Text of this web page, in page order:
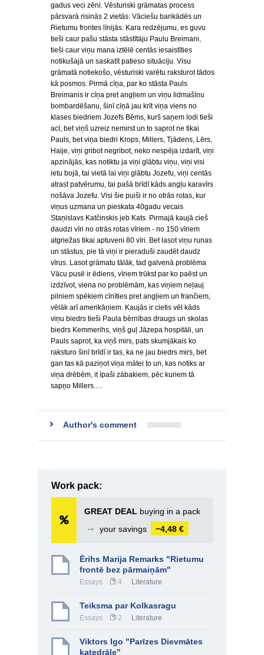
gadus veci zēni. Vēsturiski grāmatas process
pārsvarā risinās 2 vietās: Vāciešu barikādēs un
Rietumu frontes līnijās. Kara redzējumu, es guvu
tieši caur pašu stāsta stāstītāju Paulu Breimani,
tieši caur viņu mana iztēlē centās iesaistīties
notikušajā un saskatīt patieso situāciju. Visu
grāmatā notiekošo, vēsturiski varētu raksturot tādos
kā posmos. Pirmā cīņa, par ko stāsta Pauls
Breimanis ir cīņa pret angļiem un viņu lidmašīnu
bombardēšanu, šinī cīņā jau krīt viņa viens no
klases biedriem Jozefs Bēms, kurš saņem lodi tieši
acī, bet viņš uzreiz nemirst un to saprot ne tikai
Pauls, bet viņa biedri Krops, Millers, Tjādens, Lērs,
Haije, viņi gribot negribot, neko nespēja izdarīt, viņi
apzinājās, kas notiktu ja viņi glābtu viņu, viņi visi
ietu bojā, tai vietā lai viņi glābtu Jozefu, viņi centās
atrast patvērumu, tai pašā brīdī kāds angļu karavīrs
nošāva Jozefu. Visi šie puiši ir no otrās rotas, kur
viņus uzmana un pieskata 40gadu vecais
Staņislavs Katčinskis jeb Kats. Pirmajā kaujā cieš
daudzi vīri no otrās rotas vīriem - no 150 vīriem
atgriežas tikai aptuveni 80 vīri. Bet lasot viņu runas
un stāstus, pie tā viņi ir pieraduši zaudēt daudz
vīrus. Lasot grāmatu tālāk, tad galvenā problēma
Vācu pusē ir ēdiens, vīriem trūkst par ko paēst un
izdzīvot, viena no problēmām, kas viņiem neļauj
pilniem spēkiem cīnīties pret angļiem un frančiem,
vēlāk arī amerikāņiem. Kaujās ir cietis vēl kāds
viņu biedrs tieši Paula bērnības draugs un skolas
biedrs Kemmerihs, viņš guļ Jāzepa hospitāli, un
Pauls saprot, ka viņš mirs, pats skumjākais ko
raksturo šinī brīdī ir tas, ka ne jau biedrs mirs, bet
gan tas kā paziņot viņa mātei to un, kas notiks ar
viņa drēbēm, it īpaši zābakiem, pēc kuriem tā
sapņo Millers.…
Author's comment
Work pack:
GREAT DEAL buying in a pack
➞
your savings −4,48 €
Ērihs Marija Remarks "Rietumu
frontē bez pārmaiņām"
Essays 4 Literature
Teiksma par Kolkasragu
Essays 2 Literature
Viktors Igo "Parīzes Dievmātes
katedrāle"